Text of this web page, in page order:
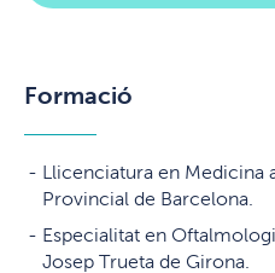
Formació
Llicenciatura en Medicina
Provincial de Barcelona.
Especialitat en
Josep Trueta de Girona.